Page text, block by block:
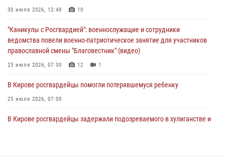
1 августа – День дежурной службы войск национальной гвардии
01 августа 2026, 09:39
30 июля 2026, 12:49 10
"Каникулы с Росгвардией": военнослужащие и сотрудники
ведомства повели военно-патриотическое занятие для участников
православной смены "Благовестник" (видео)
23 июля 2026, 07:30 12 1
В Кирове росгвардейцы помогли потерявшемуся ребенку
25 июля 2026, 07:00
В Кирове росгвардейцы задержали подозреваемого в хулиганстве и